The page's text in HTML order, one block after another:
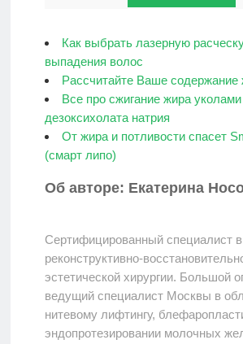
Как выбрать лазерную
выпадения волос
Рассчитайте Ваше содержание
Все про сжигание жира уколами
дезоксихолата натрия
От жира и потливости спасет
(смарт липо)
Об авторе: Екатерина
Сертифицированный специалист
реконструктивно-
эстетической хирургии. Большой
ведущий специалист Москвы в
нитевому лифтингу,
эндопротезировании молочных